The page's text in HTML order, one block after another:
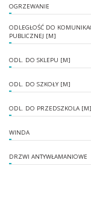
OGRZEWANIE
ODLEGŁOŚĆ DO
PUBLICZNEJ [M]
ODL. DO SKLEPU [M]
ODL. DO SZKOŁY [M]
ODL. DO PRZEDSZKOLA [M]
WINDA
DRZWI ANTYWŁAMANIOWE